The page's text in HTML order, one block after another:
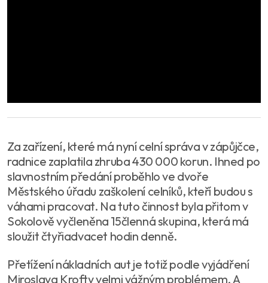
Za zařízení, které má nyní celní správa v zápůjčce,
radnice zaplatila zhruba 430 000 korun. Ihned po
slavnostním předání proběhlo ve dvoře
Městského úřadu zaškolení celníků, kteří budou s
váhami pracovat. Na tuto činnost byla přitom v
Sokolově vyčleněna 15členná skupina, která má
sloužit čtyřiadvacet hodin denně.
Přetížení nákladních aut je totiž podle vyjádření
Miroslava Krofty velmi vážným problémem. A